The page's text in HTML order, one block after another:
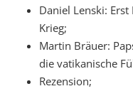
Daniel Lenski:
Krieg;
Martin Bräuer:
die vatikanische
Rezension;